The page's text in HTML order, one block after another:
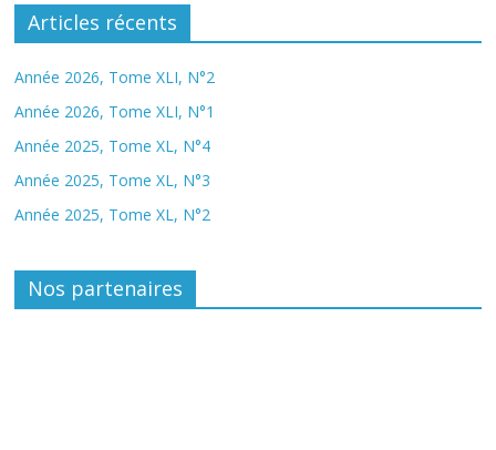
Articles récents
Année 2026, Tome XLI, N°2
Année 2026, Tome XLI, N°1
Année 2025, Tome XL, N°4
Année 2025, Tome XL, N°3
Année 2025, Tome XL, N°2
Nos partenaires